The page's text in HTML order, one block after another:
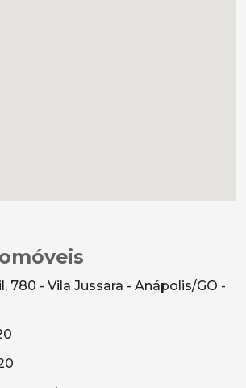
780 - Vila Jussara - Anápolis/GO -